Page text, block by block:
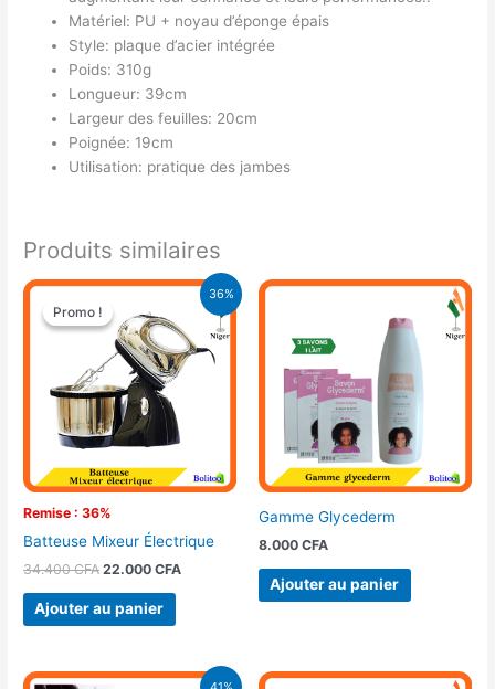
Matériel: PU + noyau d’éponge épais
Style: plaque d’acier intégrée
Poids: 310g
Longueur: 39cm
Largeur des feuilles: 20cm
Poignée: 19cm
Utilisation: pratique des jambes
Produits similaires
36%
Promo !
Remise : 36%
Promo !
Batteuse Mixeur Électrique
34.400CFA
Le
initial
était :
34.400 CFA.
22.000CFA
Le
prix
actuel
est :
22.000 CFA.
Ajouter au panier
Gamme Glycederm
8.000 CFA
Ajouter au panier
Le
Le